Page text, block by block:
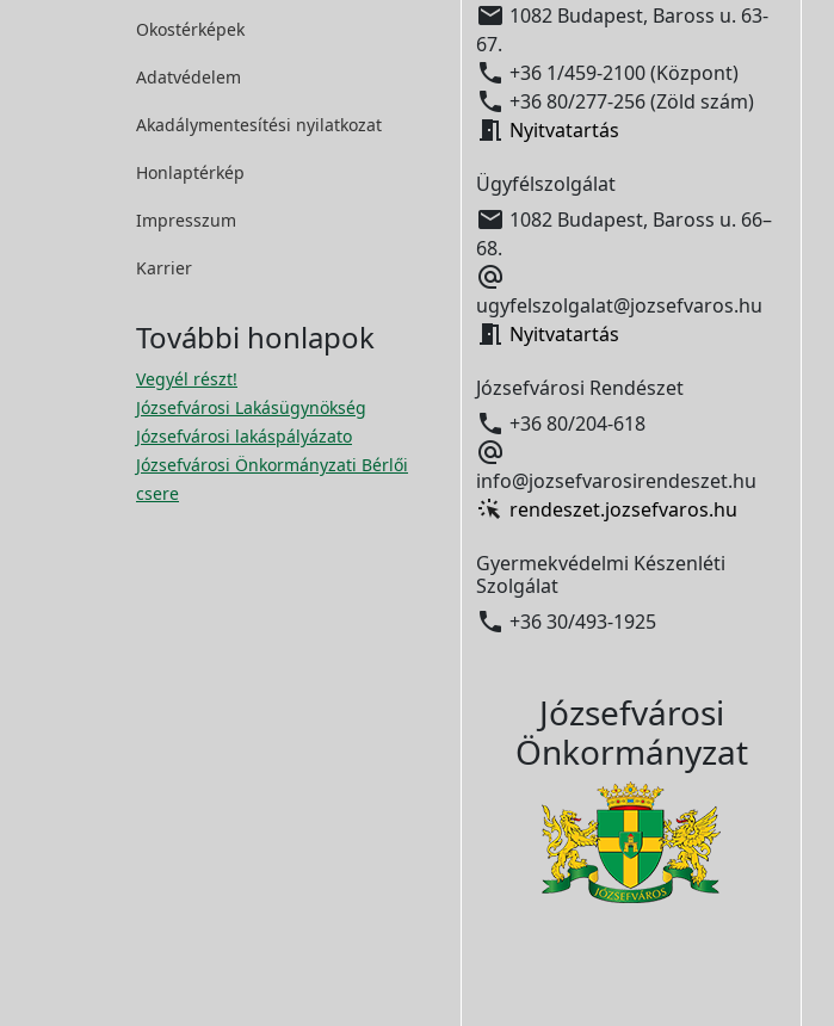
Okostérképek
Adatvédelem
Akadálymentesítési nyilatkozat
Honlaptérkép
Impresszum
Karrier
További honlapok
Vegyél részt!
Józsefvárosi Lakásügynökség
Józsefvárosi lakáspályázato
Józsefvárosi Önkormányzati Bérlői
csere
 1082 Budapest, Baross u. 63-
67.
 +36 1/459-2100 (Központ)
 +36 80/277-256 (Zöld szám)
 Nyitvatartás
Ügyfélszolgálat
 1082 Budapest, Baross u. 66–
68.

ugyfelszolgalat@jozsefvaros.hu
 Nyitvatartás
Józsefvárosi Rendészet
 +36 80/204-618

info@jozsefvarosirendeszet.hu
rendeszet.jozsefvaros.hu
Gyermekvédelmi Készenléti
Szolgálat
 +36 30/493-1925
Józsefvárosi
Önkormányzat